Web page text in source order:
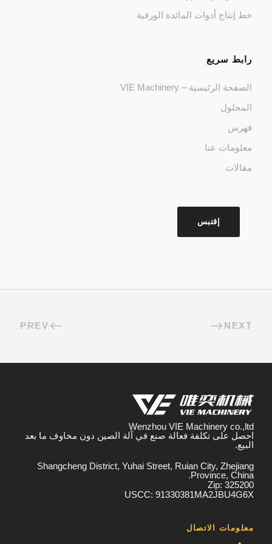
خط إنتاج أدوات المائدة الورقية
رابط سريع
الصفحة الرئيسية – VIE Machinery
المحلول
فهرس
معلومات عنا
مقالات
إقتبس
PREV NEXT
Wenzhou VIE Machinery co.,ltd
احصل على تكلفة فعالة صنع في آلة الصين دون مخاوف ما بعد
البيع.
Shangcheng District, Yuhai Street, Ruian City, Zhejiang
Province, China.
Zip: 325200
USCC: 91330381MA2JBU4G6X
معلومات الاتصال